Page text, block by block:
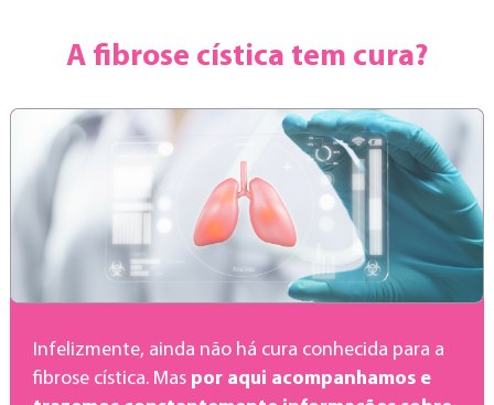
A fibrose cística tem cura?
Infelizmente, ainda não há cura conhecida para a
fibrose cística. Mas por aqui acompanhamos e